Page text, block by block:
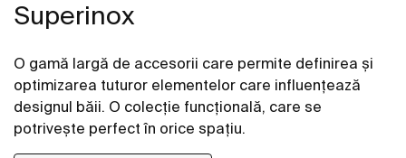
Superinox
O gamă largă de accesorii care permite definirea și
optimizarea tuturor elementelor care influențează
designul băii. O colecție funcțională, care se
potrivește perfect în orice spațiu.